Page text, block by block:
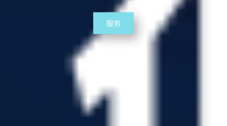
服务